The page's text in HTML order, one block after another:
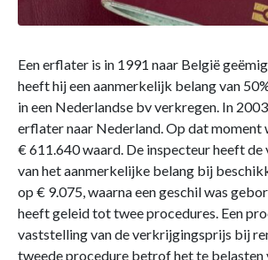
Een erflater is in 1991 naar België
heeft hij een aanmerkelijk belang van
in een Nederlandse bv verkregen. In
erflater naar Nederland. Op dat moment
€ 611.640 waard. De inspecteur heeft
van het aanmerkelijke belang bij
op € 9.075, waarna een geschil was
heeft geleid tot twee procedures. Een
vaststelling van de verkrijgingsprijs bij
tweede procedure betrof het te belasten